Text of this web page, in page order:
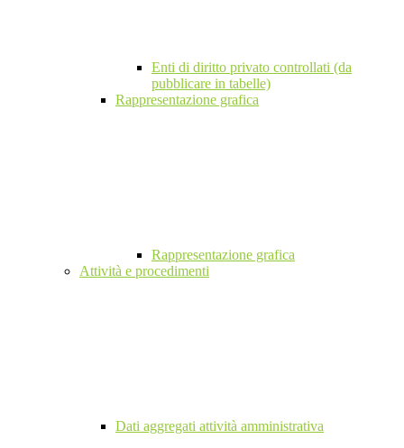
Enti di diritto privato controllati (da
pubblicare in tabelle)
Rappresentazione grafica
Rappresentazione grafica
Attività e procedimenti
Dati aggregati attività amministrativa